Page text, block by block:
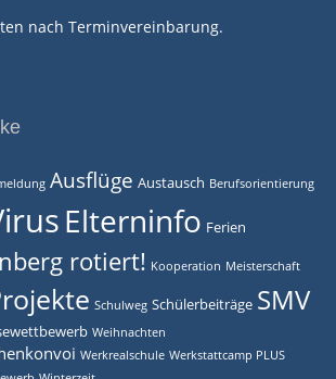
nach Terminvereinbarung.
Ausflüge Austausch Berufsorientierung
Elterninfo Ferien
rotiert! Kooperation Meisterschaft
Schulweg Schülerbeiträge SMV
Weihnachten
Werkrealschule Werkstattcamp PLUS